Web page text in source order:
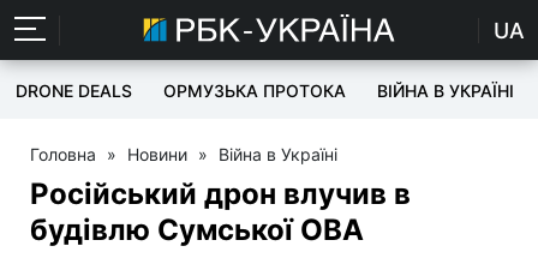
UA
DRONE DEALS ОРМУЗЬКА ПРОТОКА ВІЙНА В УКРАЇНІ
Головна » Новини » Війна в Україні
Російський дрон влучив в
будівлю Сумської ОВА